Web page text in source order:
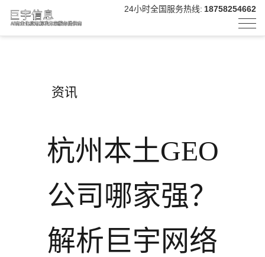
24小时全国服务热线: 18758254662
资讯
杭州本土GEO
公司哪家强？
解析巨宇网络